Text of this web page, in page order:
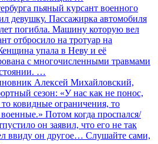
пьяный курсант военного
девушку. Пассажирка автомобиля
погибла. Машину которую вел
отбросило на тротуар на
упала в Неву и её
с многочисленными травмами
…
Алексей Михайловский,
сезон: «У нас как не понос,
то ковидные ограничения, то
Потом когда проспался/
он заявил, что его не так
ввиду он другое… Слушайте сами,